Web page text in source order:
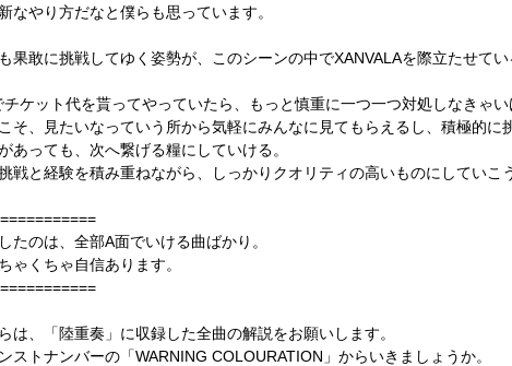
なやり方だなと僕らも思っています。
果敢に挑戦してゆく姿勢が、このシーンの中でXANVALAを際立たせてい
チケット代を貰ってやっていたら、もっと慎重に一つ一つ対処しなきゃい
そ、見たいなっていう所から気軽にみんなに見てもらえるし、積極的に
あっても、次へ繋げる糧にしていける。
戦と経験を積み重ねながら、しっかりクオリティの高いものにしていこ
たのは、全部A面でいける曲ばかり。
ゃくちゃ自信あります。
は、「陸重奏」に収録した全曲の解説をお願いします。
ストナンバーの「WARNING COLOURATION 」からいきましょうか。